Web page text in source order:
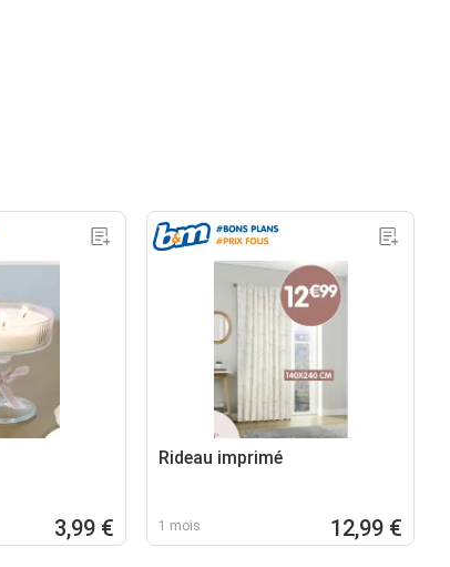
3,99 €
Rideau imprimé
1 mois 12,99 €